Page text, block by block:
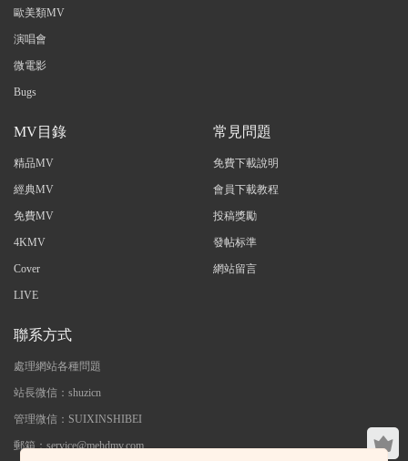
歐美類MV
演唱會
微電影
Bugs
MV目錄
精品MV
經典MV
免費MV
4KMV
Cover
LIVE
常見問題
免費下載說明
會員下載教程
投稿獎勵
發帖标準
網站留言
聯系方式
處理網站各種問題
站長微信：shuzicn
管理微信：SUIXINSHIBEI
郵箱：service@mehdmv.com